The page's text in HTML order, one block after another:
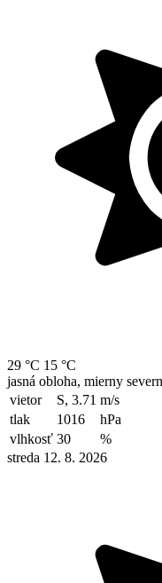
29 °C 15 °C
jasná obloha, mierny
vietor
S, 3.71 m/s
tlak
1016
hPa
vlhkosť 30
%
streda 12. 8. 2026